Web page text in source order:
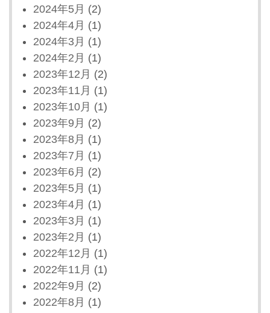
2024年5月 (2)
2024年4月 (1)
2024年3月 (1)
2024年2月 (1)
2023年12月 (2)
2023年11月 (1)
2023年10月 (1)
2023年9月 (2)
2023年8月 (1)
2023年7月 (1)
2023年6月 (2)
2023年5月 (1)
2023年4月 (1)
2023年3月 (1)
2023年2月 (1)
2022年12月 (1)
2022年11月 (1)
2022年9月 (2)
2022年8月 (1)